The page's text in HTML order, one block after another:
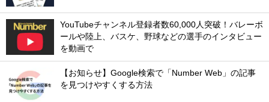
YouTubeチャンネル登録者数60,000人突破！バレーボ
ールや陸上、バスケ、野球などの選手のインタビュー
を動画で
【お知らせ】Google検索で「Number Web」の記事
を見つけやすくする方法